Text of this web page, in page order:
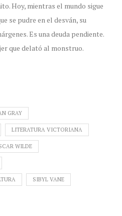
Hoy, mientras el mundo sigue
se pudre en el desván, su
Es una deuda pendiente.
que delató al monstruo.
GRAY
LITERATURA VICTORIANA
WILDE
SIBYL VANE